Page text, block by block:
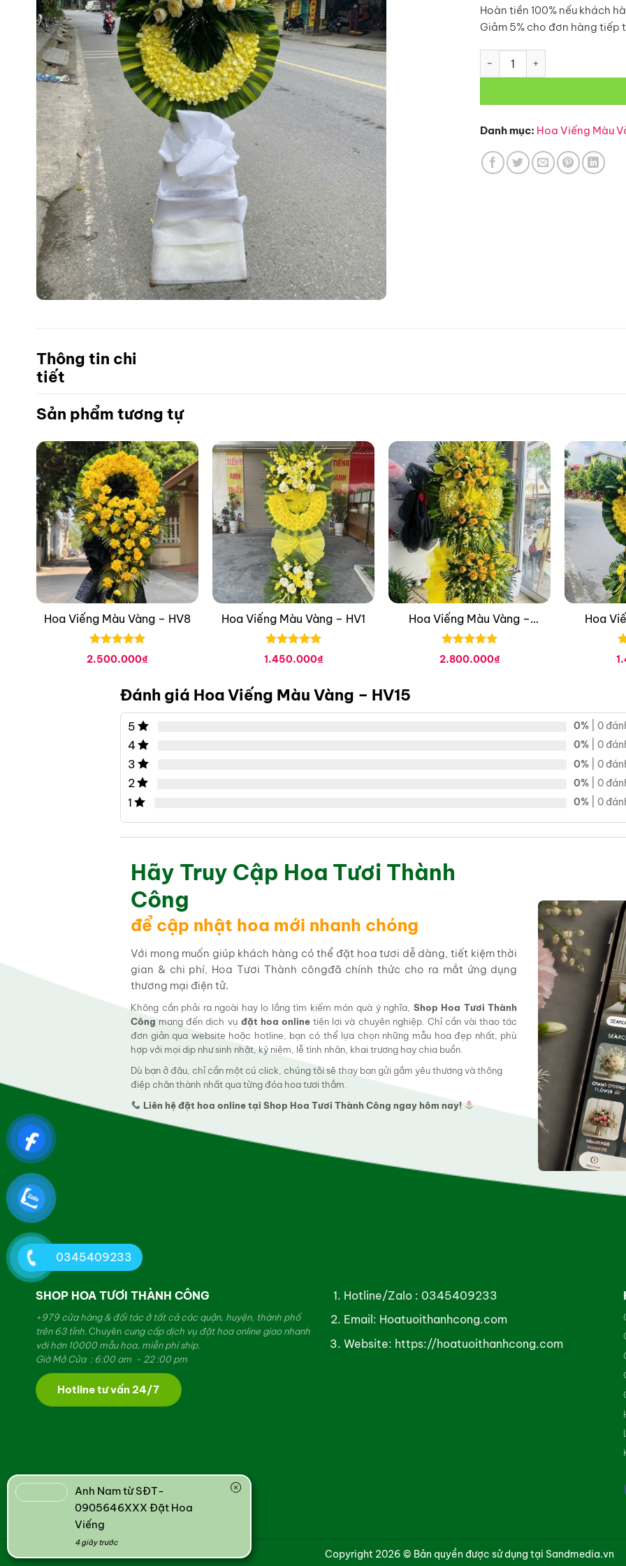
Hoàn tiền 100% nếu khách
Giảm 5% cho đơn hàng tiếp
Hoa Viếng Màu Vàng – HV15
Danh mục: Hoa Viếng Màu
Thông tin chi
tiết
Sản phẩm tương tự
Hoa Viếng Màu Vàng – HV8
Được xếp
hạng05
2.500.000₫
Hoa Viếng Màu Vàng – HV1
Được xếp
hạng05
1.450.000₫
Hoa Viếng Màu Vàng –
HV21
Được xếp
hạng05
2.800.000₫
Hoa
Đánh giá Hoa Viếng Màu Vàng – HV15
5 0% | 0
4 0% | 0
3 0% | 0
2 0% | 0
1 0% | 0
Hãy Truy Cập Hoa Tươi Thành
Công
để cập nhật hoa mới nhanh chóng
Với mong muốn giúp khách hàng có thể đặt hoa tươi dễ dàng, tiết kiệm thời
gian & chi phí, Hoa Tươi Thành côngđã chính thức cho ra mắt ứng dụng
thương mại điện tử.
Không cần phải ra ngoài hay lo lắng tìm kiếm món quà ý nghĩa, Shop Hoa Tươi Thành
Công mang đến dịch vụ đặt hoa onlinetiện lợi và chuyên nghiệp. Chỉ cần vài thao tác
đơn giản qua website hoặc hotline, bạn có thể lựa chọn những mẫu hoa đẹp nhất, phù
hợp với mọi dịp như sinh nhật, kỷ niệm, lễ tình nhân, khai trương hay chia buồn.
Dù bạn ở đâu, chỉ cần một cú click, chúng tôi sẽ thay bạn gửi gắm yêu thương và thông
điệp chân thành nhất qua từng đóa hoa tươi thắm.
Liên hệ đặt hoa online tại Shop Hoa Tươi Thành Công ngay hôm nay!
SHOP HOA TƯƠI THÀNH CÔNG
+979 cửa hàng & đối tác ở tất cả các quận, huyện, thành phố
trên 63 tỉnh. Chuyêncung cấp dịch vụ đặt hoa online giao nhanh
với hơn 10000 mẫu hoa, miễn phí ship.
Giờ Mở Cửa : 6:00 am - 22 :00 pm
Hotline tư vấn 24/7
Hotline/Zalo : 0345409233
Email: Hoatuoithanhcong.com
Website: https://hoatuoithanhcong.com
Copyright 2026 © Bản quyền được sử dụng tại Sandmedia.vn
Anh Nam từ SĐT-
0905646XXX Đặt Hoa
Viếng
4 giây trước
0345409233